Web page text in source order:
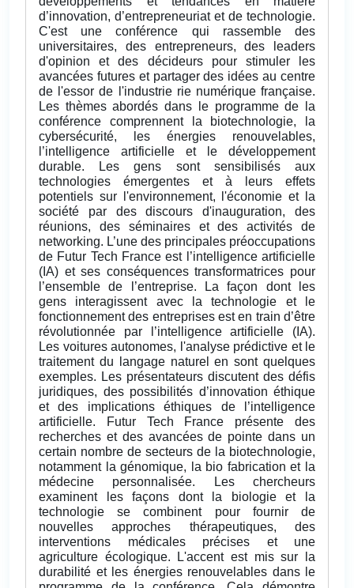
d’innovation, d’entrepreneuriat et de technologie.
C'est une conférence qui rassemble des
universitaires, des entrepreneurs, des leaders
d'opinion et des décideurs pour stimuler les
avancées futures et partager des idées au centre
de l'essor de l'industrie rie numérique française.
Les thèmes abordés dans le programme de la
conférence comprennent la biotechnologie, la
cybersécurité, les énergies renouvelables,
l’intelligence artificielle et le développement
durable. Les gens sont sensibilisés aux
technologies émergentes et à leurs effets
potentiels sur l'environnement, l'économie et la
société par des discours d'inauguration, des
réunions, des séminaires et des activités de
networking. L’une des principales préoccupations
de Futur Tech France est l’intelligence artificielle
(IA) et ses conséquences transformatrices pour
l’ensemble de l’entreprise. La façon dont les
gens interagissent avec la technologie et le
fonctionnement des entreprises est en train d’être
révolutionnée par l’intelligence artificielle (IA).
Les voitures autonomes, l'analyse prédictive et le
traitement du langage naturel en sont quelques
exemples. Les présentateurs discutent des défis
juridiques, des possibilités d’innovation éthique
et des implications éthiques de l’intelligence
artificielle. Futur Tech France présente des
recherches et des avancées de pointe dans un
certain nombre de secteurs de la biotechnologie,
notamment la génomique, la bio fabrication et la
médecine personnalisée. Les chercheurs
examinent les façons dont la biologie et la
technologie se combinent pour fournir de
nouvelles approches thérapeutiques, des
interventions médicales précises et une
agriculture écologique. L'accent est mis sur la
durabilité et les énergies renouvelables dans le